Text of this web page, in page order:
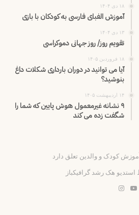
۱۸ دی ۱۴۰۴
آموزش الفبای فارسی به کودکان با بازی
۱۳ دی ۱۴۰۴
تقویم روز/ روز جهانی دموکراسی
۱۸ فروردین ۱۴۰۵
آیا می توانید در دوران بارداری شکلات داغ
بنوشید؟
۱۴ اردیبهشت ۱۴۰۵
۹ نشانه غیرمعمول هوش پایین که شما را
شگفت زده می کند
کودک و والدین تعلق دارد
استدیو هک رشد گرافیکباز
یوتیوباینستاگرام